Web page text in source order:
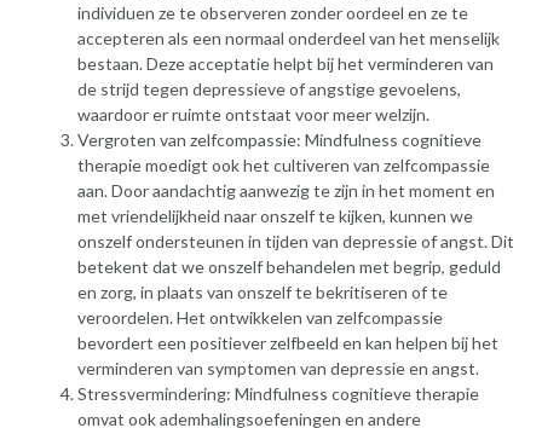
individuen ze te observeren zonder oordeel en ze te
accepteren als een normaal onderdeel van het menselijk
bestaan. Deze acceptatie helpt bij het verminderen van
de strijd tegen depressieve of angstige gevoelens,
waardoor er ruimte ontstaat voor meer welzijn.
Vergroten van zelfcompassie: Mindfulness cognitieve
therapie moedigt ook het cultiveren van zelfcompassie
aan. Door aandachtig aanwezig te zijn in het moment en
met vriendelijkheid naar onszelf te kijken, kunnen we
onszelf ondersteunen in tijden van depressie of angst. Dit
betekent dat we onszelf behandelen met begrip, geduld
en zorg, in plaats van onszelf te bekritiseren of te
veroordelen. Het ontwikkelen van zelfcompassie
bevordert een positiever zelfbeeld en kan helpen bij het
verminderen van symptomen van depressie en angst.
Stressvermindering: Mindfulness cognitieve therapie
omvat ook ademhalingsoefeningen en andere